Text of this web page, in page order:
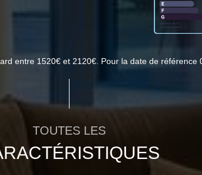
entre 1520€ et 2120€. Pour la date de référence
TOUTES LES